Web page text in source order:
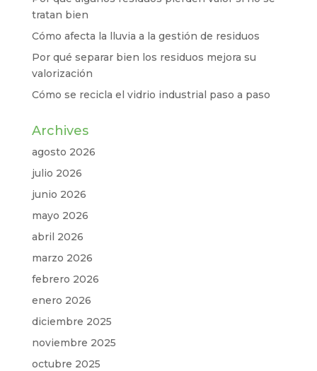
tratan bien
Cómo afecta la lluvia a la gestión de residuos
Por qué separar bien los residuos mejora su
valorización
Cómo se recicla el vidrio industrial paso a paso
Archives
agosto 2026
julio 2026
junio 2026
mayo 2026
abril 2026
marzo 2026
febrero 2026
enero 2026
diciembre 2025
noviembre 2025
octubre 2025